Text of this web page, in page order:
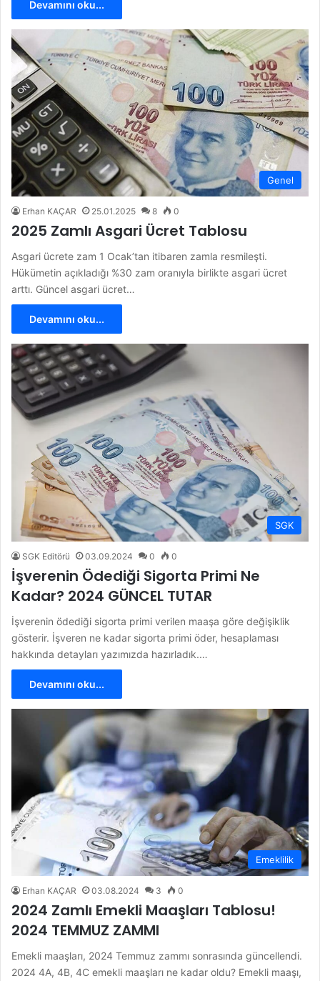
Devamını oku...
Genel
Erhan KAÇAR 25.01.2025 8 0
2025 Zamlı Asgari Ücret Tablosu
Asgari ücrete zam 1 Ocak’tan itibaren zamla resmileşti.
Hükümetin açıkladığı %30 zam oranıyla birlikte asgari ücret
arttı. Güncel asgari ücret…
Devamını oku...
SGK
SGK Editörü 03.09.2024 0 0
İşverenin Ödediği Sigorta Primi Ne
Kadar? 2024 GÜNCEL TUTAR
İşverenin ödediği sigorta primi verilen maaşa göre değişiklik
gösterir. İşveren ne kadar sigorta primi öder, hesaplaması
hakkında detayları yazımızda hazırladık.…
Devamını oku...
Emeklilik
Erhan KAÇAR 03.08.2024 3 0
2024 Zamlı Emekli Maaşları Tablosu!
2024 TEMMUZ ZAMMI
Emekli maaşları, 2024 Temmuz zammı sonrasında güncellendi.
2024 4A, 4B, 4C emekli maaşları ne kadar oldu? Emekli maaşı,